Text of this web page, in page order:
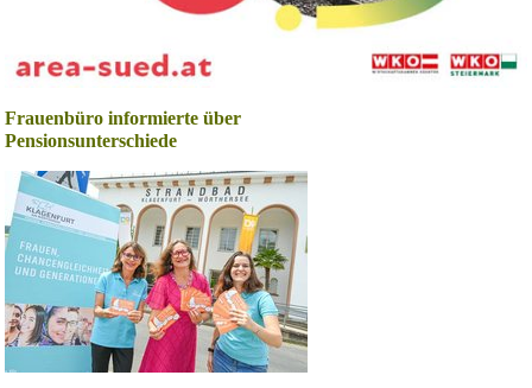
Frauenbüro informierte über
Pensionsunterschiede